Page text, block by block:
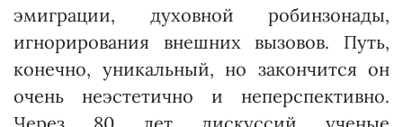
эмиграции, духовной робинзонады,
игнорирования внешних вызовов. Путь,
конечно, уникальный, но закончится он
очень неэстетично и неперспективно.